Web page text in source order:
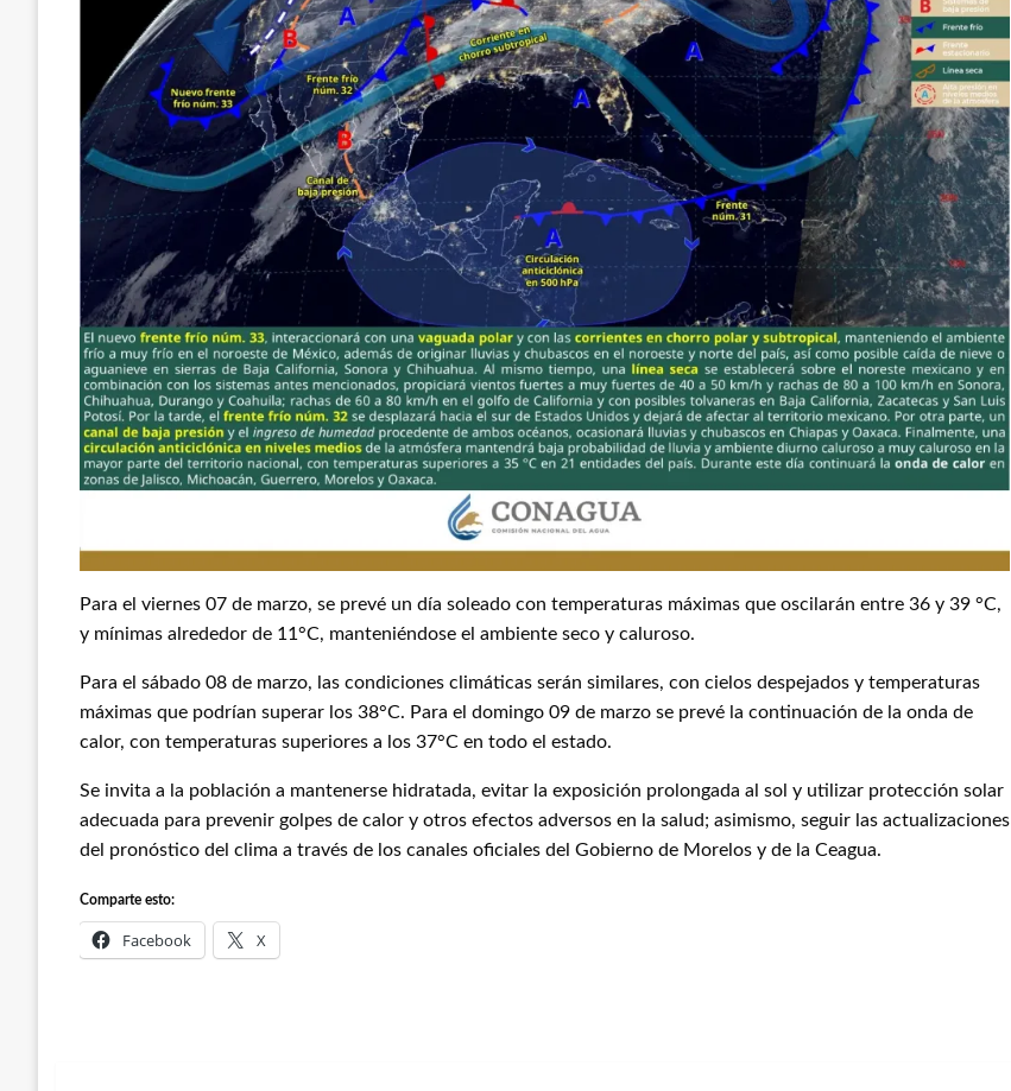
Para el viernes 07 de marzo, se prevé un día soleado con temperaturas máximas que oscilarán entre 36 y 39 °C,
y mínimas alrededor de 11°C, manteniéndose el ambiente seco y caluroso.
Para el sábado 08 de marzo, las condiciones climáticas serán similares, con cielos despejados y temperaturas
máximas que podrían superar los 38°C. Para el domingo 09 de marzo se prevé la continuación de la onda de
calor, con temperaturas superiores a los 37°C en todo el estado.
Se invita a la población a mantenerse hidratada, evitar la exposición prolongada al sol y utilizar protección solar
adecuada para prevenir golpes de calor y otros efectos adversos en la salud; asimismo, seguir las actualizaciones
del pronóstico del clima a través de los canales oficiales del Gobierno de Morelos y de la Ceagua.
Comparte esto:
Facebook X